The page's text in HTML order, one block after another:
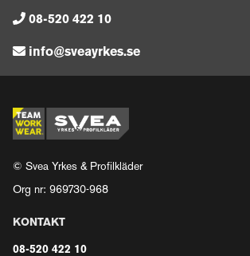
08-520 422 10
info@sveayrkes.se
© Svea Yrkes & Profilkläder
Org nr: 969730-968
KONTAKT
08-520 422 10